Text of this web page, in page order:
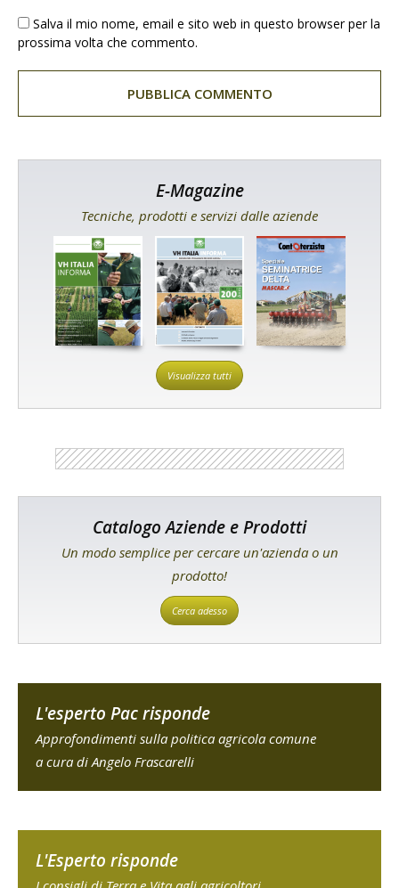
Salva il mio nome, email e sito web in questo browser per la
prossima volta che commento.
E-Magazine
Tecniche, prodotti e servizi dalle aziende
Visualizza tutti
Catalogo Aziende e Prodotti
Un modo semplice per cercare un'azienda o un
prodotto!
Cerca adesso
L'esperto Pac risponde
Approfondimenti sulla politica agricola comune
a cura di Angelo Frascarelli
L'Esperto risponde